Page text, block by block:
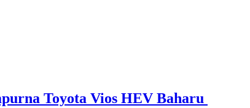
Toyota Vios HEV Baharu